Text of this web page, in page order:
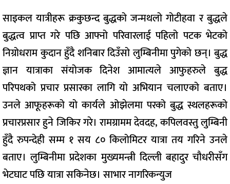
साइकल यात्रीहरू क्रकुछन्द बुद्धको जन्मथलो गोटीहवा र बुद्धले
बुद्धत्व प्राप्त गरे पछि आफ्नो परिवारलाई पहिलो पटक भेटको
निग्रोधराम कुदान हुँदै शनिबार दिउँसो लुम्बिनीमा पुगेको छन्। बुद्ध
ज्ञान यात्राका संयोजक दिनेश आमात्यले आफुहरुले बुद्ध
परिपथको प्रचार प्रसारका लागि यो अभियान चलाएको बताए।
उनले आफूहरूको यो कार्यले ओझेलमा परको बुद्ध स्थलहरूको
प्रचारप्रसार हुने जिकिर गरे। रामग्रामम देवदह, कपिलवस्तु लुम्बिनी
हुँदै रुपन्देही सम्म १ सय ८० किलोमिटर यात्रा तय गरिने उनले
बताए। लुम्बिनीमा प्रदेशका मुख्यमन्त्री दिल्ली बहादुर चौधरीसँग
भेटघाट पछि यात्रा सकिनेछ। साभार नागरिकन्युज